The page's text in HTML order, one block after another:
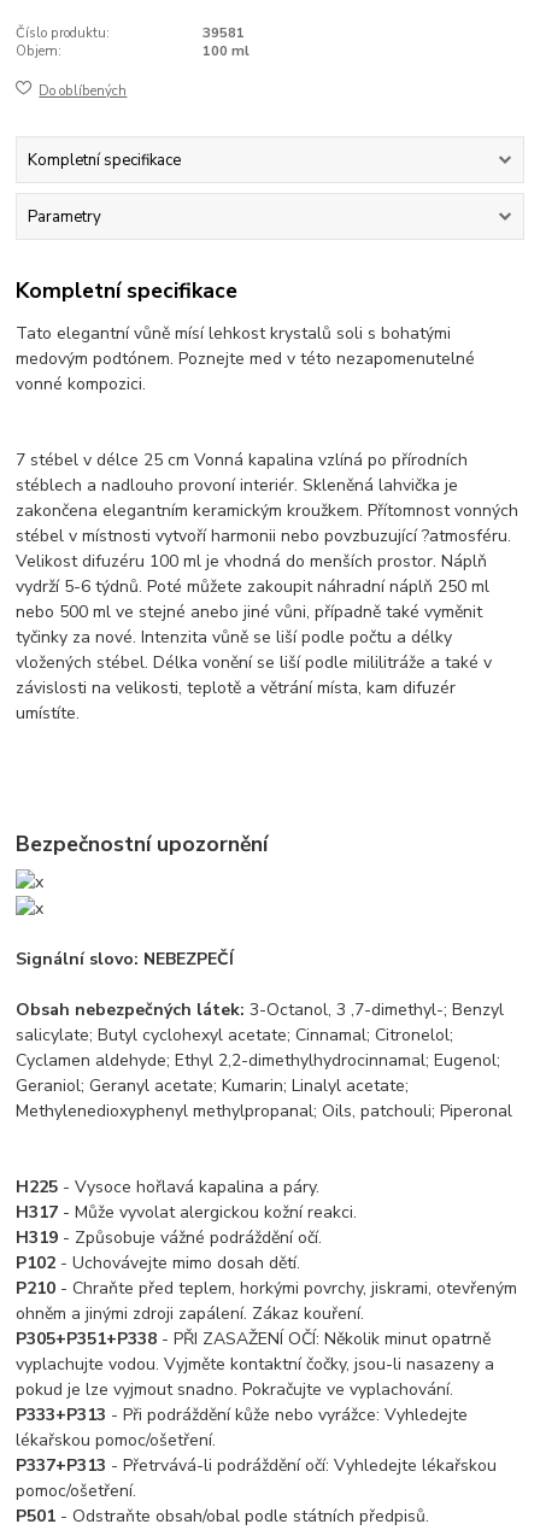
Číslo produktu:
39581
Objem:
100 ml
Do oblíbených
Kompletní specifikace
Parametry
Kompletní specifikace
Tato elegantní vůně mísí lehkost krystalů soli s bohatými
medovým podtónem. Poznejte med v této nezapomenutelné
vonné kompozici.
7 stébel v délce 25 cm Vonná kapalina vzlíná po přírodních
stéblech a nadlouho provoní interiér. Skleněná lahvička je
zakončena elegantním keramickým kroužkem. Přítomnost vonných
stébel v místnosti vytvoří harmonii nebo povzbuzující ?atmosféru.
Velikost difuzéru 100 ml je vhodná do menších prostor. Náplň
vydrží 5-6 týdnů. Poté můžete zakoupit náhradní náplň 250 ml
nebo 500 ml ve stejné anebo jiné vůni, případně také vyměnit
tyčinky za nové. Intenzita vůně se liší podle počtu a délky
vložených stébel. Délka vonění se liší podle mililitráže a také v
závislosti na velikosti, teplotě a větrání místa, kam difuzér
umístíte.
Bezpečnostní upozornění
Signální slovo: NEBEZPEČÍ
Obsah nebezpečných látek: 3-Octanol, 3 ,7-dimethyl-; Benzyl
salicylate; Butyl cyclohexyl acetate; Cinnamal; Citronelol;
Cyclamen aldehyde; Ethyl 2,2-dimethylhydrocinnamal; Eugenol;
Geraniol; Geranyl acetate; Kumarin; Linalyl acetate;
Methylenedioxyphenyl methylpropanal; Oils, patchouli; Piperonal
H225 - Vysoce hořlavá kapalina a páry.
H317 - Může vyvolat alergickou kožní reakci.
H319 - Způsobuje vážné podráždění očí.
P102 - Uchovávejte mimo dosah dětí.
P210 - Chraňte před teplem, horkými povrchy, jiskrami, otevřeným
ohněm a jinými zdroji zapálení. Zákaz kouření.
P305+P351+P338 - PŘI ZASAŽENÍ OČÍ: Několik minut opatrně
vyplachujte vodou. Vyjměte kontaktní čočky, jsou-li nasazeny a
pokud je lze vyjmout snadno. Pokračujte ve vyplachování.
P333+P313 - Při podráždění kůže nebo vyrážce: Vyhledejte
lékařskou pomoc/ošetření.
P337+P313 - Přetrvává-li podráždění očí: Vyhledejte lékařskou
pomoc/ošetření.
P501 - Odstraňte obsah/obal podle státních předpisů.